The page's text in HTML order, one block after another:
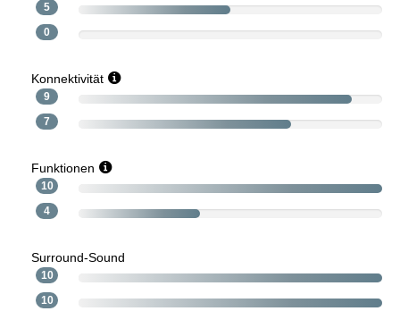
5
0
Konnektivität
9
7
Funktionen
10
4
Surround-Sound
10
10